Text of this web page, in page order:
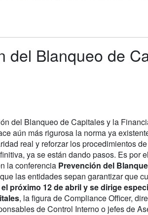
del Blanqueo de
del Blanqueo de Capitales y la
aún más rigurosa la norma ya
real y reforzar los procedimientos
ya se están dando pasos. Es por
la conferencia Prevención del
las entidades sepan garantizar que
el próximo 12 de abril y se dirige
, la figura de Compliance Officer,
de Control Interno o jefes de